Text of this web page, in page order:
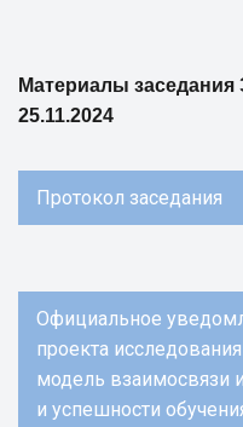
Материалы заседания
25.11.2024
Протокол заседания
Официальное
проекта
модель взаимосвязи
и успешности